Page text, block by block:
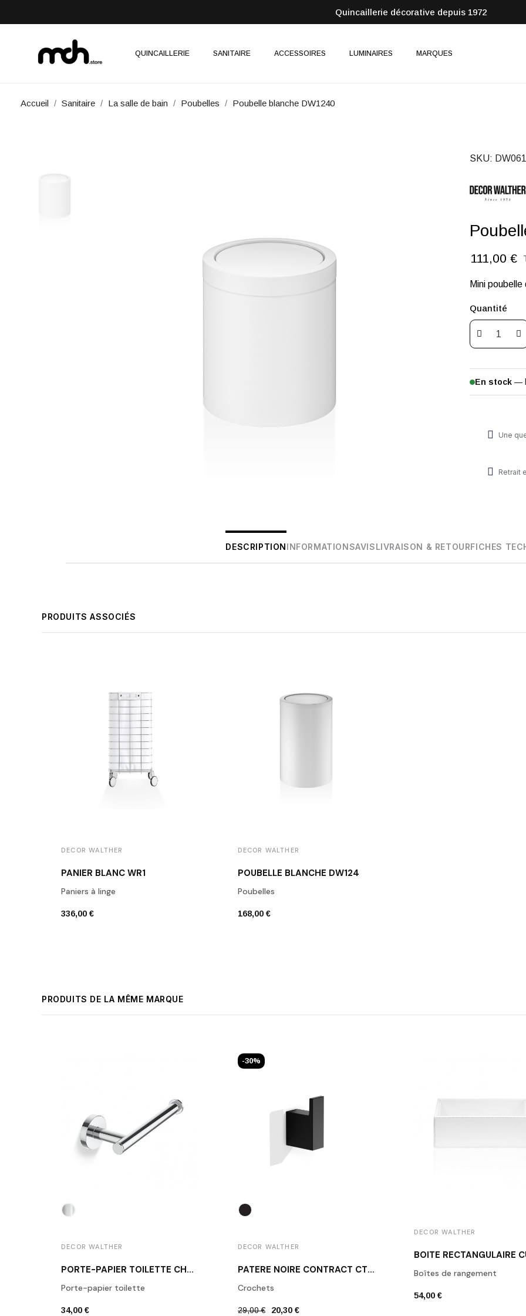
Quincaillerie décorative depuis 1972
QUINCAILLERIE SANITAIRE ACCESSOIRES LUMINAIRES MARQUES
Accueil Sanitaire La salle de bain Poubelles Poubelle blanche DW1240
SKU
111,00 €
Mini
Quantité
En stock —
Une
Retrait
DESCRIPTIONINFORMATIONSAVISLIVRAISON & RETOURFICHES
PRODUITS ASSOCIÉS
DECOR WALTHER
PANIER BLANC WR1
Paniers à linge
336,00 €
DECOR WALTHER
POUBELLE BLANCHE DW124
Poubelles
168,00 €
PRODUITS DE LA MÊME MARQUE
DECOR WALTHER
PORTE-PAPIER TOILETTE CHROME POLI BA TPH1
Porte-papier toilette
34,00 €
DECOR WALTHER
PATÈRE NOIRE CONTRACT CT HAK1 DECOR WALTHER
Crochets
29,00 € 20,30 €
-30%
DECOR WALTHER
Boîtes de rangement
54,00 €